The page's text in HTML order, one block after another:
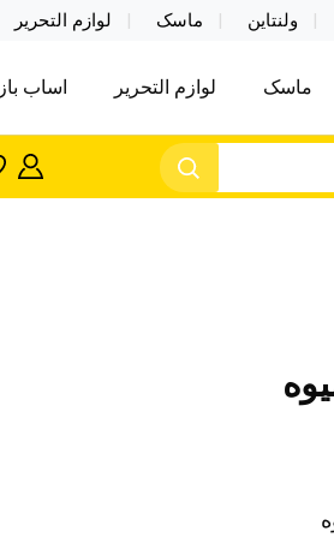
ولنتاین ماسک لوازم التحریر
اکسسوری ماسک در واردات
ماسک لوازم التحریر اساب